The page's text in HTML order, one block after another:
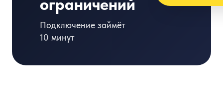
ограничений
Подключение займёт
10 минут